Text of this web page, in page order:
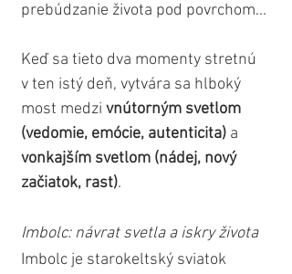
prebúdzanie života pod povrchom...
Keď sa tieto dva momenty stretnú
v ten istý deň, vytvára sa hlboký
most medzi vnútorným svetlom
(vedomie, emócie, autenticita) a
vonkajším svetlom (nádej, nový
začiatok, rast).
Imbolc: návrat svetla a iskry života
Imbolc je starokeltský sviatok